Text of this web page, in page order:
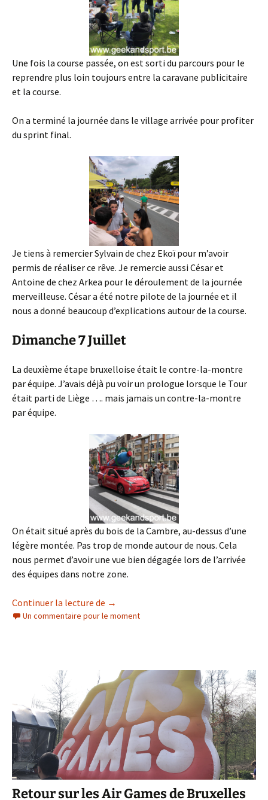
Une fois la course passée, on est sorti du parcours pour le
reprendre plus loin toujours entre la caravane publicitaire
et la course.
On a terminé la journée dans le village arrivée pour profiter
du sprint final.
Je tiens à remercier Sylvain de chez Ekoï pour m’avoir
permis de réaliser ce rêve. Je remercie aussi César et
Antoine de chez Arkea pour le déroulement de la journée
merveilleuse. César a été notre pilote de la journée et il
nous a donné beaucoup d’explications autour de la course.
Dimanche 7 Juillet
La deuxième étape bruxelloise était le contre-la-montre
par équipe. J’avais déjà pu voir un prologue lorsque le Tour
était parti de Liège …. mais jamais un contre-la-montre
par équipe.
On était situé après du bois de la Cambre, au-dessus d’une
légère montée. Pas trop de monde autour de nous. Cela
nous permet d’avoir une vue bien dégagée lors de l’arrivée
des équipes dans notre zone.
Continuer la lecture de Le Tour De France 2019 en Belgique
→
Un commentaire pour le moment
Retour sur les Air Games de Bruxelles